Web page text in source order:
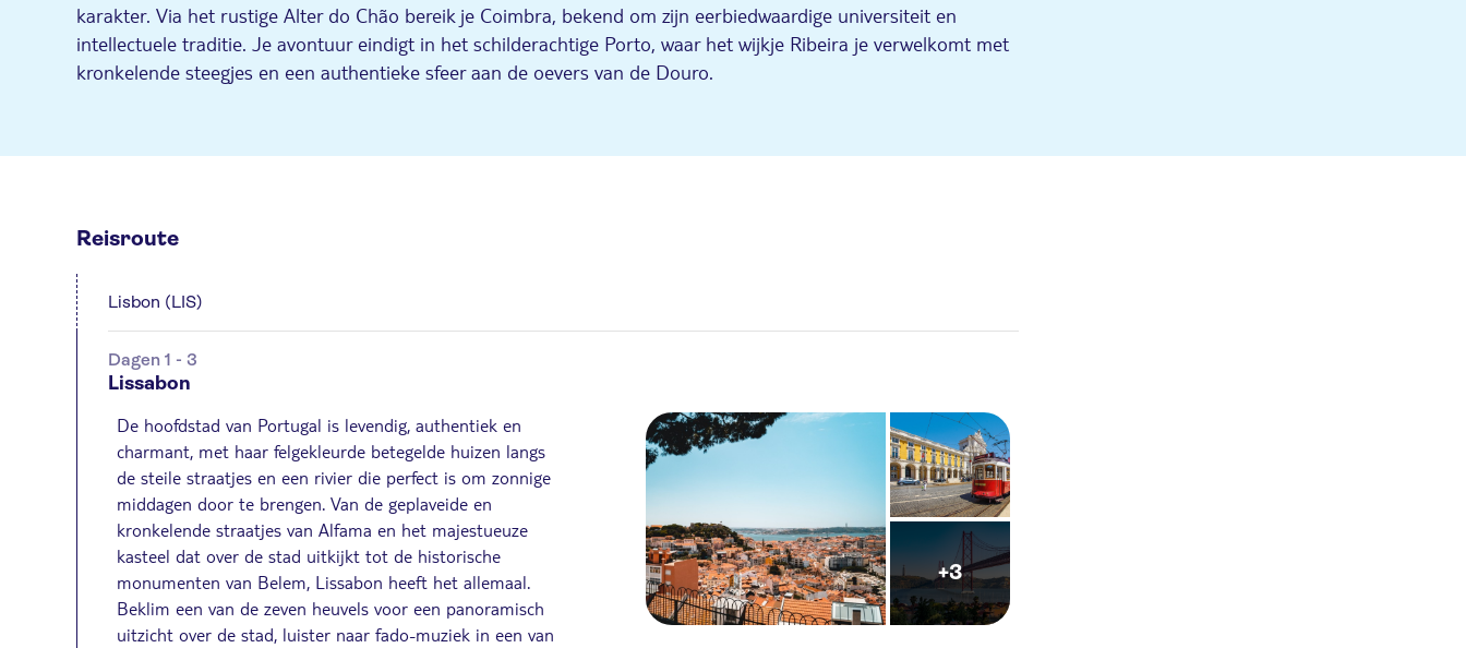
karakter. Via het rustige Alter do Chão bereik je Coimbra, bekend om zijn eerbiedwaardige universiteit en
intellectuele traditie. Je avontuur eindigt in het schilderachtige Porto, waar het wijkje Ribeira je verwelkomt met
kronkelende steegjes en een authentieke sfeer aan de oevers van de Douro.
Reisroute
Lisbon (LIS)
Dagen 1 - 3
Lissabon
De hoofdstad van Portugal is levendig, authentiek en
charmant, met haar felgekleurde betegelde huizen langs
de steile straatjes en een rivier die perfect is om zonnige
middagen door te brengen. Van de geplaveide en
kronkelende straatjes van Alfama en het majestueuze
kasteel dat over de stad uitkijkt tot de historische
monumenten van Belem, Lissabon heeft het allemaal.
Beklim een van de zeven heuvels voor een panoramisch
uitzicht over de stad, luister naar fado-muziek in een van
+3